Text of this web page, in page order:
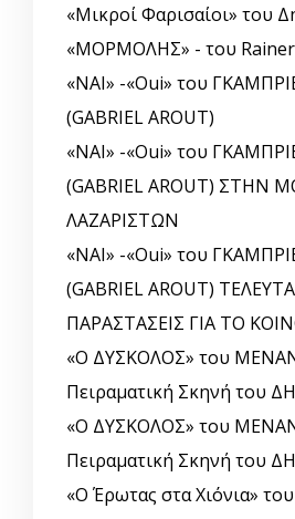
«Μικροί Φαρισαίοι» του
«ΜΟΡΜΟΛΗΣ» - του Rainer
«ΝΑΙ» -«Oui» του
(GABRIEL AROUT)
«ΝΑΙ» -«Oui» του
(GABRIEL AROUT) ΣΤΗΝ
ΛΑΖΑΡΙΣΤΩΝ
«ΝΑΙ» -«Oui» του
(GABRIEL AROUT)
ΠΑΡΑΣΤΑΣΕΙΣ ΓΙΑ ΤΟ
«Ο ΔΥΣΚΟΛΟΣ» του
Πειραματική Σκηνή του
«Ο ΔΥΣΚΟΛΟΣ» του
Πειραματική Σκηνή του
«Ο Έρωτας στα Χιόνια»